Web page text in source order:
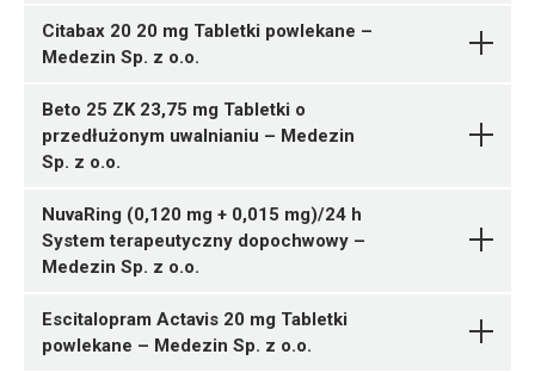
Betahistini
Sp. z o.o.
Medezin Sp. z o.o.
Metoprololi succinas
Albendazolum
Ulotka
Ferrosi sulfas
Medezin
Sp. z o.o.
Pytanie o produkt
M01AX25
05909991594831 ¦ Rp ¦ 165896
60 tabl.
Ulotka
05909991594848 ¦ Rp ¦ 165897
10 tabl.
05909991594855 ¦ Rp ¦ 165898
20 tabl.
05909991594862 ¦ Rp ¦ 165899
30 tabl.
05909991594879 ¦ Rp ¦ 165900
50 tabl.
05909991594886 ¦ Rp ¦ 165901
100 tabl.
05909991594800 ¦ Rp ¦ 165893
30 tabl.
05909991594817 ¦ Rp ¦ 165894
60 tabl.
C07AB02
05909991594787 ¦ Rp ¦ 165891
30 tabl.
05909991594794 ¦ Rp ¦ 165892
60 tabl.
Citabax 20 20 mg Tabletki powlekane –
Medezin Sp. z o.o.
05909991594749 ¦ Rp ¦ 165887
30 tabl.
05909991594756 ¦ Rp ¦ 165888
Beto 25 ZK 23,75 mg Tabletki o
przedłużonym uwalnianiu – Medezin
Sp. z o.o.
NuvaRing (0,120 mg + 0,015 mg)/24 h
System terapeutyczny dopochwowy –
Medezin Sp. z o.o.
Escitalopram Actavis 20 mg Tabletki
powlekane – Medezin Sp. z o.o.